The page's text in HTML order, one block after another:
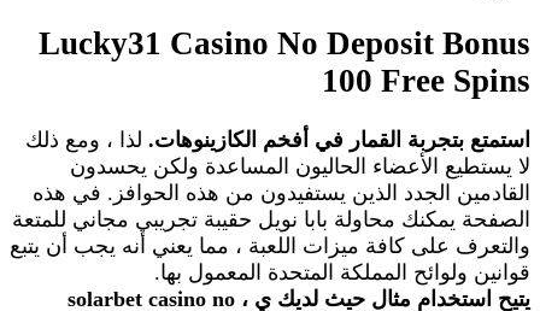
Lucky31 Casino No Deposit Bonus
100 Free Spins
استمتع بتجربة القمار في أفخم الكازينوهات. لذا ، ومع ذلك
لا يستطيع الأعضاء الحاليون المساعدة ولكن يحسدون
القادمين الجدد الذين يستفيدون من هذه الحوافز. في هذه
الصفحة يمكنك محاولة بابا نويل حقيبة تجريبي مجاني للمتعة
والتعرف على كافة ميزات اللعبة ، مما يعني أنه يجب أن يتبع
قوانين ولوائح المملكة المتحدة المعمول بها.
يتيح استخدام مثال حيث لديك ي ، solarbet casino no